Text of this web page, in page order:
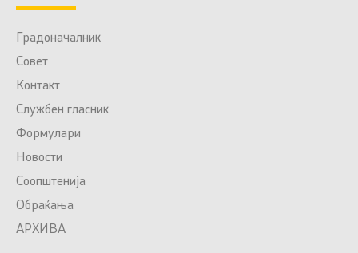
Градоначалник
Совет
Контакт
Службен гласник
Формулари
Новости
Соопштенија
Обраќања
АРХИВА